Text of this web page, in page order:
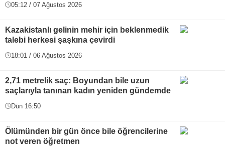
05:12 / 07 Ağustos 2026
Kazakistanlı gelinin mehir için beklenmedik
talebi herkesi şaşkına çevirdi
18:01 / 06 Ağustos 2026
2,71 metrelik saç: Boyundan bile uzun
saçlarıyla tanınan kadın yeniden gündemde
Dün 16:50
Ölümünden bir gün önce bile öğrencilerine
not veren öğretmen